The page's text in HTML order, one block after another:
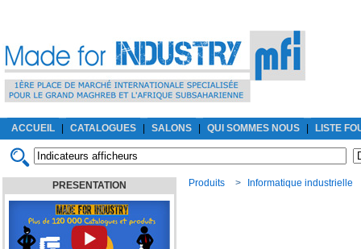
ACCUEIL CATALOGUES SALONS QUI SOMMES NOUS LISTE
PRESENTATION Produits > Informatique industrielle